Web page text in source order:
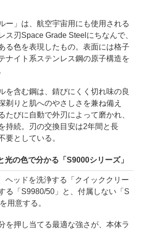
ー」は、航空宇宙用にも使用される
ス刃Space Grade Steelにちなんで、
る色を表現したもの。表面には格子
ナイト系ステンレス鋼の原子構造を
を含む鋼は、錆びにくく切れ味の良
剃りと肌へのやさしさを兼ね備え
たびに自動で外刃によって磨かれ、
持続。刃の交換目安は2年間と長
要としている。
光の色で分かる「S9000シリーズ」
ヘッドを洗浄する「クイッククリー
る「S9980/50」と、付属しない「S
用意する。
を押し当てる最適な強さが、本体ラ